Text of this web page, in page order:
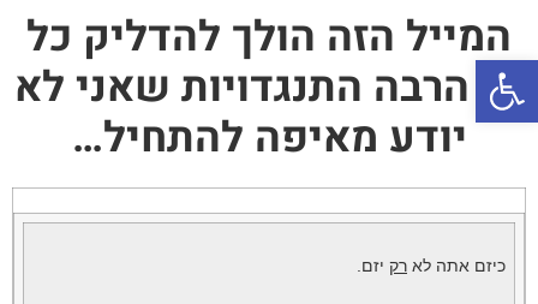
פתח סרגל נגישות
המייל הזה הולך להדליק כל
כך הרבה התנגדויות שאני לא
יודע מאיפה להתחיל…
כיזם אתה לא רק יזם.